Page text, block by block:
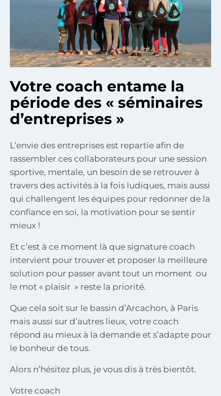
Votre coach entame la
période des « séminaires
d’entreprises »
L’envie des entreprises est repartie afin de
rassembler ces collaborateurs pour une session
sportive, mentale, un besoin de se retrouver à
travers des activités à la fois ludiques, mais aussi
qui challengent les équipes pour redonner de la
confiance en soi, la motivation pour se sentir
mieux !
Et c’est à ce moment là que signature coach
intervient pour trouver et proposer la meilleure
solution pour passer avant tout un moment ou
le mot « plaisir » reste la priorité.
Que cela soit sur le bassin d’Arcachon, à Paris
mais aussi sur d’autres lieux, votre coach
répond au mieux à la demande et s’adapte pour
le bonheur de tous.
Alors n’hésitez plus, je vous dis à très bientôt.
Votre coach